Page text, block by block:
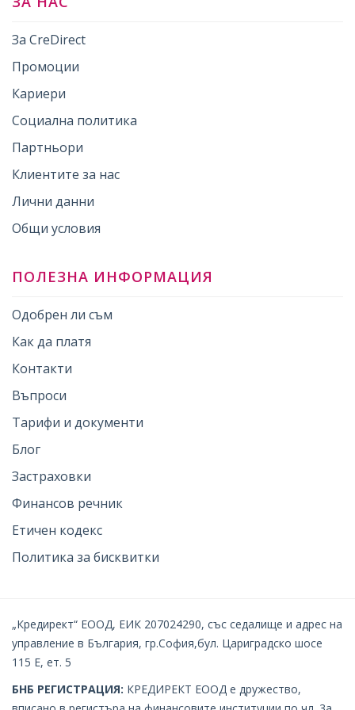
За CreDirect
Промоции
Кариери
Социална политика
Партньори
Клиентите за нас
Лични данни
Общи условия
ПОЛЕЗНА ИНФОРМАЦИЯ
Одобрен ли съм
Как да платя
Контакти
Въпроси
Тарифи и документи
Блог
Застраховки
Финансов речник
Етичен кодекс
Политика за бисквитки
„Кредирект“ ЕООД, ЕИК 207024290, със седалище и адрес на
управление в България, гр.София,бул. Цариградско шосе
115 Е, ет. 5
БНБ РЕГИСТРАЦИЯ: КРЕДИРЕКТ EOOД е дружество,